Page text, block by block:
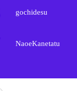
gochidesu
NaoeKanetatu